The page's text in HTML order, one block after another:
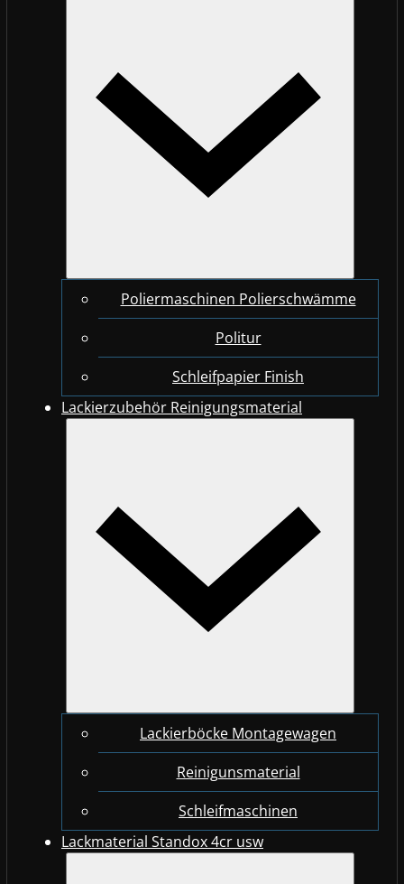
Poliermaschinen Polierschwämme
Politur
Schleifpapier Finish
Lackierzubehör Reinigungsmaterial
Lackierböcke Montagewagen
Reinigunsmaterial
Schleifmaschinen
Lackmaterial Standox 4cr usw